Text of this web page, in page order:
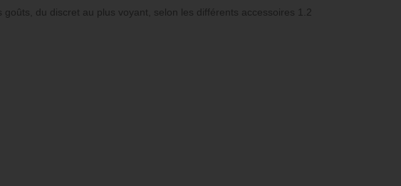
du discret au plus voyant, selon les différents accessoires 1.2